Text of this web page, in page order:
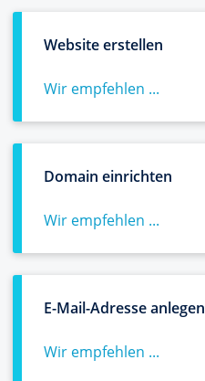
Website erstellen
Wir empfehlen ...
Domain einrichten
Wir empfehlen ...
E-Mail-Adresse anlegen
Wir empfehlen ...